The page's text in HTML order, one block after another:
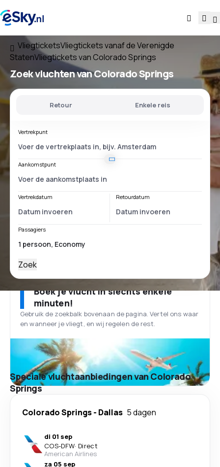
VliegticketsVliegtickets vanaf de Verenigde
StatenVliegtickets van Colorado Springs
Zoek vluchtenvan Colorado Springs
Retour Enkele reis
Vertrekpunt
Aankomstpunt
Vertrekdatum Retourdatum
Passagiers
Zoek
Boek je vlucht in slechts enkele
minuten!
Gebruik de zoekbalk bovenaan de pagina. Vertel ons waar
en wanneer je vliegt, en wij regelen de rest.
Speciale vluchtaanbiedingen van Colorado
Springs
Colorado Springs- Dallas 5 dagen
di 01 sep
COS-DFW· Direct
American Airlines
za 05 sep